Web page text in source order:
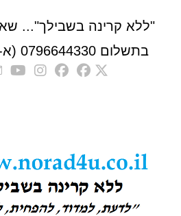
קרינה בשבילך"... שאלות,
0796644330 (א-ה 09:00-12:00)